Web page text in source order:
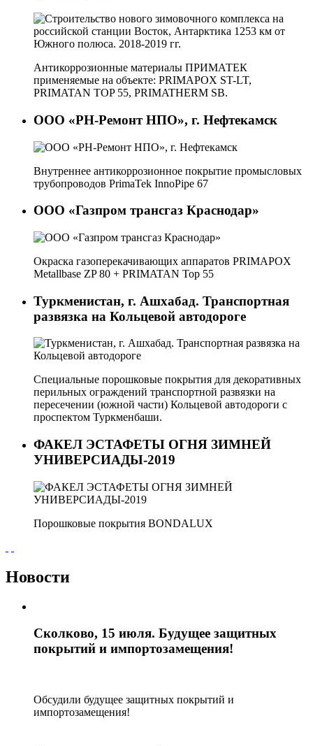
Антикоррозионные материалы ПРИМАТЕК
применяемые на объекте: PRIMAPOX ST-LT,
PRIMATAN TOP 55, PRIMATHERM SB.
ООО «РН-Ремонт НПО», г. Нефтекамск
Внутреннее антикоррозионное покрытие промысловых
трубопроводов PrimaTek InnoPipe 67
ООО «Газпром трансгаз Краснодар»
Окраска газоперекачивающих аппаратов PRIMAPOX
Metallbase ZP 80 + PRIMATAN Top 55
Туркменистан, г. Ашхабад. Транспортная
развязка на Кольцевой автодороге
Специальные порошковые покрытия для декоративных
перильных ограждений транспортной развязки на
пересечении (южной части) Кольцевой автодороги с
проспектом Туркменбаши.
ФАКЕЛ ЭСТАФЕТЫ ОГНЯ ЗИМНЕЙ
УНИВЕРСИАДЫ-2019
Порошковые покрытия BONDALUX
Новости
Сколково, 15 июля. Будущее защитных
покрытий и импортозамещения!
Обсудили будущее защитных покрытий и
импортозамещения!